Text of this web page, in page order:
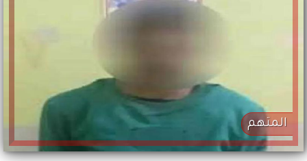
المتهم